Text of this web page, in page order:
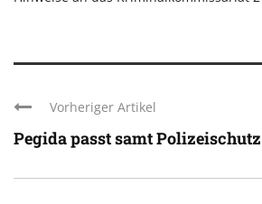
Vorheriger Artikel
Pegida passt samt